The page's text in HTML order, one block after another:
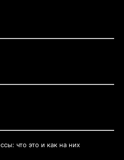
что это и как на них